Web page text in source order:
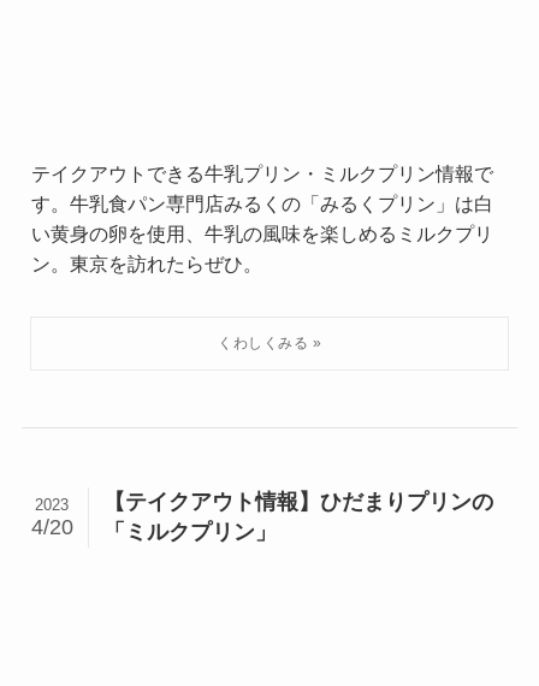
テイクアウトできる牛乳プリン・ミルクプリン情報で
す。牛乳食パン専門店みるくの「みるくプリン」は白
い黄身の卵を使用、牛乳の風味を楽しめるミルクプリ
ン。東京を訪れたらぜひ。
【テイクアウト情報】ひだまりプリンの
「ミルクプリン」
2023
4/20